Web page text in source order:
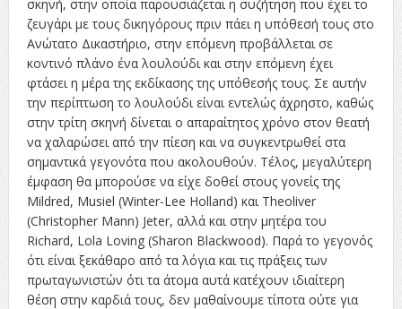
σκηνή, στην οποία παρουσιάζεται η συζήτηση που έχει το
ζευγάρι με τους δικηγόρους πριν πάει η υπόθεσή τους στο
Ανώτατο Δικαστήριο, στην επόμενη προβάλλεται σε
κοντινό πλάνο ένα λουλούδι και στην επόμενη έχει
φτάσει η μέρα της εκδίκασης της υπόθεσής τους. Σε αυτήν
την περίπτωση το λουλούδι είναι εντελώς άχρηστο, καθώς
στην τρίτη σκηνή δίνεται ο απαραίτητος χρόνο στον θεατή
να χαλαρώσει από την πίεση και να συγκεντρωθεί στα
σημαντικά γεγονότα που ακολουθούν. Τέλος, μεγαλύτερη
έμφαση θα μπορούσε να είχε δοθεί στους γονείς της
Mildred, Musiel (Winter-Lee Holland) και Theoliver
(Christopher Mann) Jeter, αλλά και στην μητέρα του
Richard, Lola Loving (Sharon Blackwood). Παρά το γεγονός
ότι είναι ξεκάθαρο από τα λόγια και τις πράξεις των
πρωταγωνιστών ότι τα άτομα αυτά κατέχουν ιδιαίτερη
θέση στην καρδιά τους, δεν μαθαίνουμε τίποτα ούτε για